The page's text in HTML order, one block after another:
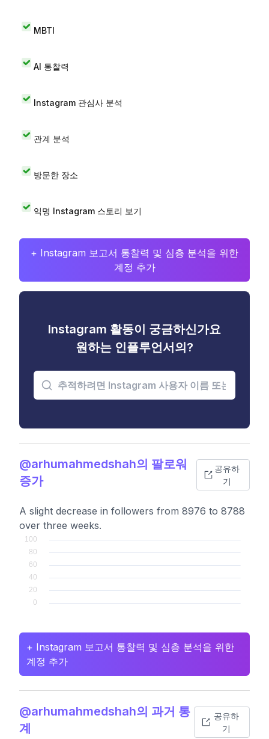
MBTI
AI 통찰력
Instagram 관심사 분석
관계 분석
방문한 장소
익명 Instagram 스토리 보기
+ Instagram 보고서 통찰력 및 심층 분석을 위한
계정 추가
Instagram 활동이 궁금하신가요
원하는 인플루언서의?
@arhumahmedshah의 팔로워
증가
공유하
기
A slight decrease in followers from 8976 to 8788
over three weeks.
+ Instagram 보고서 통찰력 및 심층 분석을 위한
계정 추가
@arhumahmedshah의 과거 통
계
공유하
기